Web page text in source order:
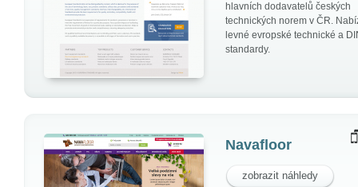
hlavních dodavatelů českých
technických norem v ČR.
levné evropské technické a
standardy.
Navafloor
zobrazit náhledy